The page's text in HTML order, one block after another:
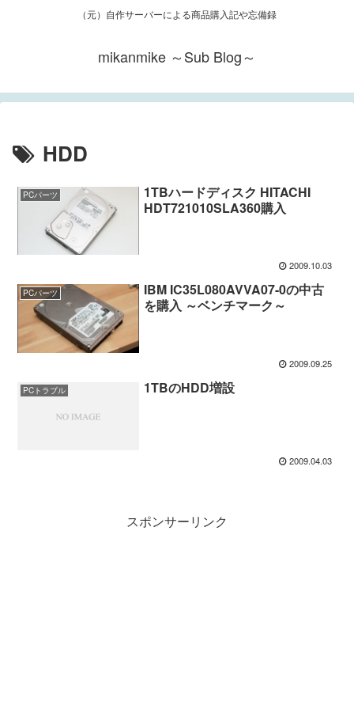
（元）自作サーバーによる商品購入記や忘備録
mikanmike ～Sub Blog～
HDD
PCパーツ
1TBハードディスク HITACHI
HDT721010SLA360購入
2009.10.03
PCパーツ
IBM IC35L080AVVA07-0の中古
を購入 ～ベンチマーク～
2009.09.25
PCトラブル 1TBのHDD増設
2009.04.03
スポンサーリンク